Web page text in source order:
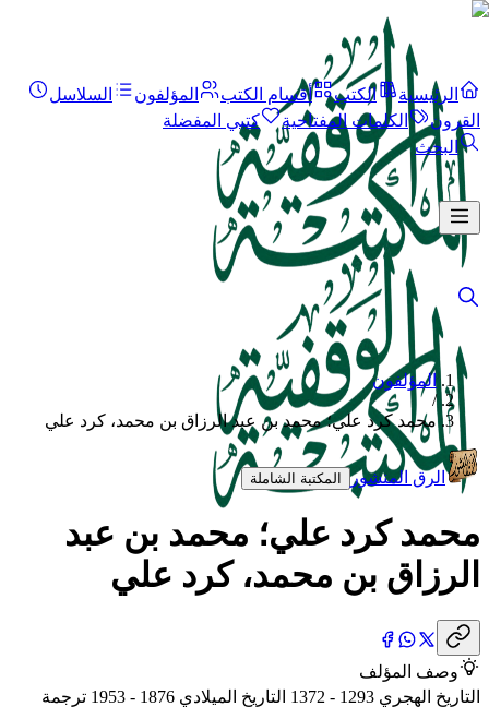
الرئيسية الكتب أقسام الكتب المؤلفون
السلاسل
القرون
الكلمات المفتاحية
كتبي المفضلة
البحث
المؤلفون
/
محمد كرد علي؛ محمد بن عبد الرزاق بن محمد، كرد علي
الرق المنشور المكتبة الشاملة
محمد كرد علي؛ محمد بن عبد
الرزاق بن محمد، كرد علي
وصف المؤلف
التاريخ الهجري 1293 - 1372 التاريخ الميلادي 1876 - 1953 ترجمة